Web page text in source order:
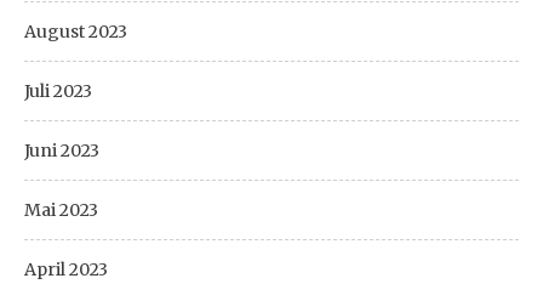
August 2023
Juli 2023
Juni 2023
Mai 2023
April 2023